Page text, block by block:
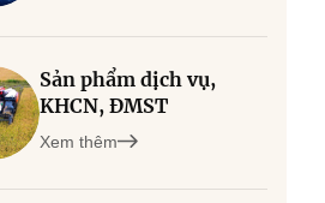
Sản phẩm dịch vụ,
KHCN, ĐMST
Xem thêm